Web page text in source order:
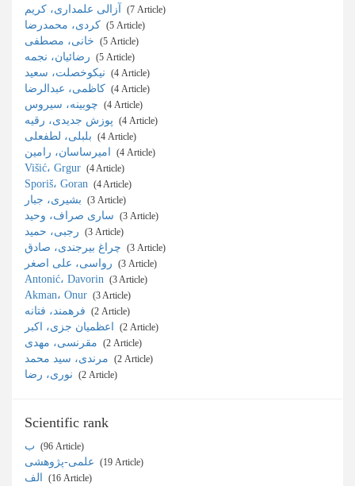
‎ (7 Article)
‎ (5 Article)
‎ (5 Article)
‎ (5 Article)
‎ (4 Article)
‎ (4 Article)
‎ (4 Article)
‎ (4 Article)
‎ (4 Article)
‎ (4 Article)
Višić، Grgur ‎ (4 Article)
Sporiš، Goran ‎ (4 Article)
‎ (3 Article)
‎ (3 Article)
‎ (3 Article)
‎ (3 Article)
‎ (3 Article)
Antonić، Davorin ‎ (3 Article)
Akman، Onur ‎ (3 Article)
‎ (2 Article)
‎ (2 Article)
‎ (2 Article)
‎ (2 Article)
‎ (2 Article)
Scientific rank
‎ (96 Article)
‎ (19 Article)
‎ (16 Article)